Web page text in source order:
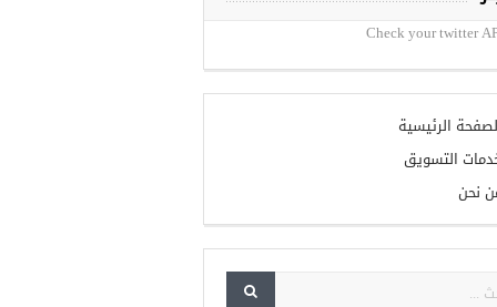
Check your twitter
الرئيسية
التسويق
نحن